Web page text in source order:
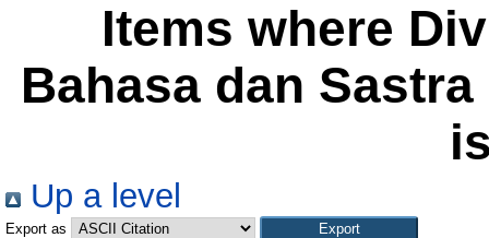
Items where
Bahasa dan
Up a level
Export as